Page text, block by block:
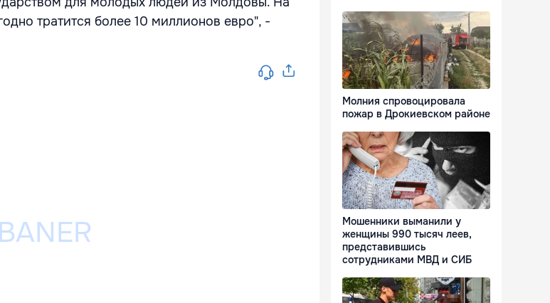
тратится более 10 миллионов евро", -
Молния спровоцировала
пожар в Дрокиевском районе
Мошенники выманили у
женщины 990 тысяч леев,
представившись
сотрудниками МВД и СИБ